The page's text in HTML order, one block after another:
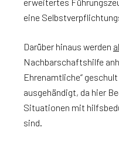
eine
Darüber hinaus werden
Nachbarschaftshilfe
Ehrenamtliche“
ausgehändigt, da hier
Situationen mit
sind.